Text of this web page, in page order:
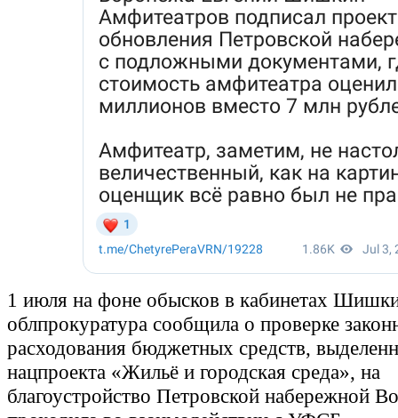
1 июля на фоне обысков в кабинетах
облпрокуратура сообщила о проверке
расходования бюджетных средств,
нацпроекта «Жильё и городская среда», на
благоустройство Петровской набережной